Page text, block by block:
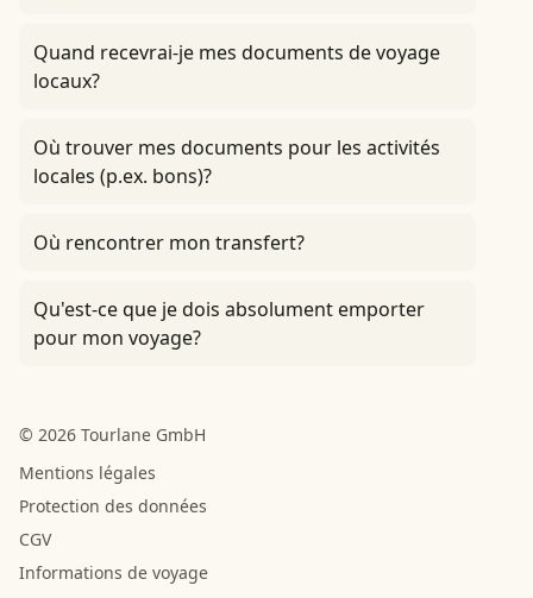
Quand recevrai-je mes documents de voyage
locaux?
Où trouver mes documents pour les activités
locales (p.ex. bons)?
Où rencontrer mon transfert?
Qu'est-ce que je dois absolument emporter
pour mon voyage?
© 2026 Tourlane GmbH
Mentions légales
Protection des données
CGV
Informations de voyage